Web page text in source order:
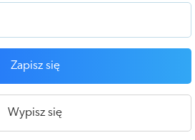
Zapisz się
Wypisz się